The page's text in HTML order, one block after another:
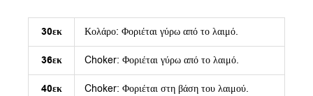
30εκ Κολάρο: Φοριέται γύρω από το λαιμό.
36εκ Choker: Φοριέται γύρω από το λαιμό.
40εκ Choker: Φοριέται στη βάση του λαιμού.